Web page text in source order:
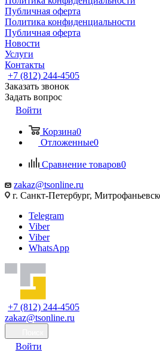
Публичная оферта
Политика конфиденциальности
Публичная оферта
Новости
Услуги
Контакты
+7 (812) 244-4505
Заказать звонок
Задать вопрос
Войти
Корзина0
Отложенные0
Сравнение товаров0
zakaz@tsonline.ru
г. Санкт-Петербург,
Telegram
Viber
Viber
WhatsApp
+7 (812) 244-4505
zakaz@tsonline.ru
Войти